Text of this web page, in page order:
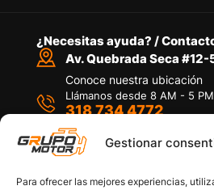
Gestionar
Para ofrecer las mejores experiencias,
¿Necesitas ayuda? /
Av. Quebrada Seca
Conoce nuestra ubicación
Llámanos desde 8 AM - 5 PM
318 734 4772
Por medio de WhatsApp